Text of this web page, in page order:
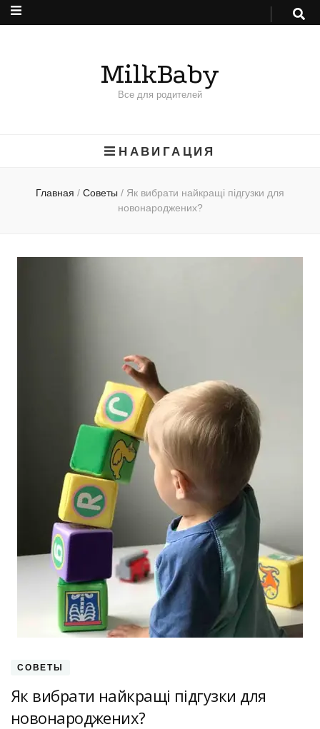
MilkBaby
Все для родителей
НАВИГАЦИЯ
Главная / Советы / Як вибрати найкращі підгузки для
новонароджених?
СОВЕТЫ
Як вибрати найкращі підгузки для
новонароджених?